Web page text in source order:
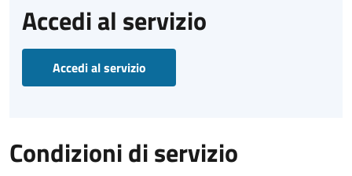
Accedi al servizio
Accedi al servizio
Condizioni di servizio